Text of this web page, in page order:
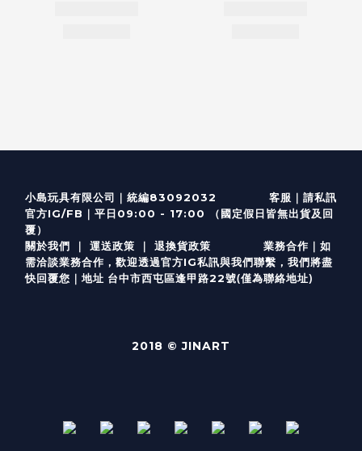
小島玩具有限公司｜統編83092032 客服 ｜ 請私訊
官方IG/FB ｜ 平日09:00 - 17:00 （國定假日皆無出貨及回
覆）
關於我們 ｜ 運送政策 ｜ 退換貨政策 業務合作｜如
需洽談業務合作，歡迎透過官方IG私訊與我們聯繫，我們將盡
快回覆您｜ 地址 台中市西屯區逢甲路22號(僅為聯絡地址)
2018 © JINART